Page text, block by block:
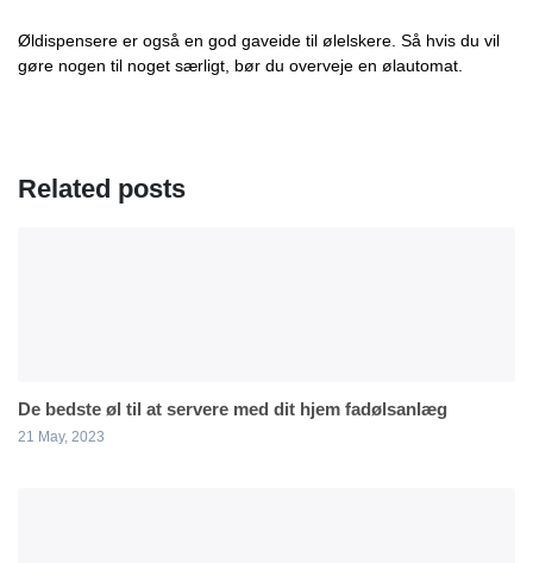
Øldispensere er også en god gaveide til ølelskere. Så hvis du vil
gøre nogen til noget særligt, bør du overveje en ølautomat.
Related posts
De bedste øl til at servere med dit hjem fadølsanlæg
21 May, 2023